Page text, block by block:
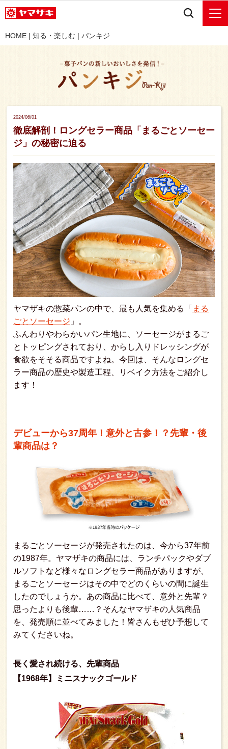
HOME | 知る・楽しむ | パンキジ
2024/06/01
徹底解剖！ロングセラー商品「まるごとソーセー
ジ」の秘密に迫る
ヤマザキの惣菜パンの中で、最も人気を集める「 まる
ごとソーセージ 」。
ふんわりやわらかいパン生地に、ソーセージがまるご
とトッピングされており、からし入りドレッシングが
食欲をそそる商品ですよね。今回は、そんなロングセ
ラー商品の歴史や製造工程、リベイク方法をご紹介し
ます！
デビューから37周年！意外と古参！？先輩・後
輩商品は？
まるごとソーセージが発売されたのは、今から37年前
の1987年。ヤマザキの商品には、ランチパックやダブ
ルソフトなど様々なロングセラー商品がありますが、
まるごとソーセージはその中でどのくらいの間に誕生
したのでしょうか。あの商品に比べて、意外と先輩？
思ったよりも後輩……？そんなヤマザキの人気商品
を、発売順に並べてみました！皆さんもぜひ予想して
みてくださいね。
長く愛され続ける、先輩商品
【1968年】ミニスナックゴールド